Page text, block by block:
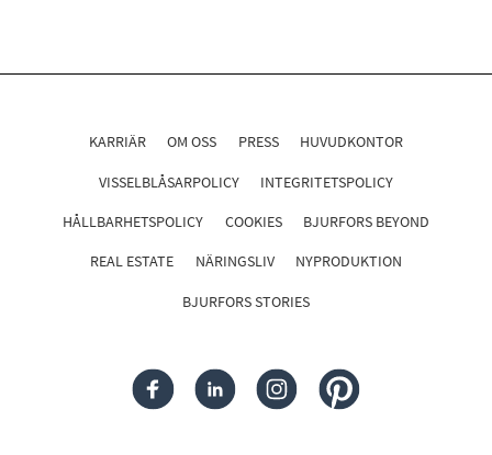
KARRIÄR OM OSS PRESS HUVUDKONTOR
VISSELBLÅSARPOLICY INTEGRITETSPOLICY
HÅLLBARHETSPOLICY COOKIES BJURFORS BEYOND
REAL ESTATE NÄRINGSLIV NYPRODUKTION
BJURFORS STORIES